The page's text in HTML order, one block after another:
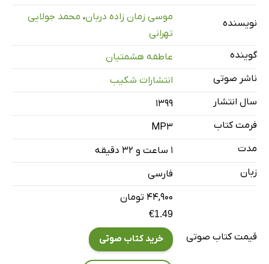
29 دقیقه قسمت دوم
نویسنده
موسی زمان زاده دربان، محمد جولایی
تهرانی
گوینده
عاطفه هشمتیان
ناشر صوتی
انتشارات شکیب
سال انتشار
۱۳۹۹
فرمت کتاب
MP3
مدت
۱ ساعت و ۳۲ دقیقه
زبان
فارسی
قیمت کتاب صوتی
۴۴,۹۰۰ تومان
€1.49
خرید کتاب صوتی